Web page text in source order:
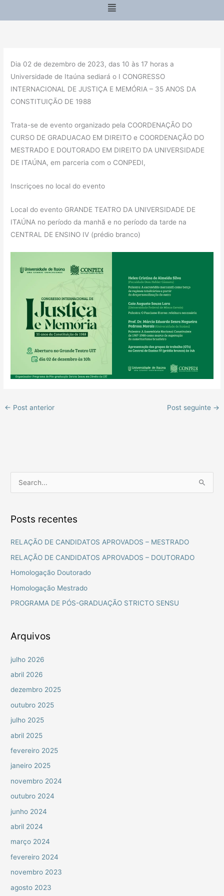
Menu
Dia 02 de dezembro de 2023, das 10 às 17 horas a
Universidade de Itaúna sediará o I CONGRESSO
INTERNACIONAL DE JUSTIÇA E MEMÓRIA – 35 ANOS DA
CONSTITUIÇÃO DE 1988
Trata-se de evento organizado pela COORDENAÇÃO DO
CURSO DE GRADUACAO EM DIREITO e COORDENAÇÃO DO
MESTRADO E DOUTORADO EM DIREITO DA UNIVERSIDADE
DE ITAÚNA, em parceria com o CONPEDI,
Inscriçoes no local do evento
Local do evento GRANDE TEATRO DA UNIVERSIDADE DE
ITAÚNA no período da manhã e no período da tarde na
CENTRAL DE ENSINO IV (prédio branco)
← Post anterior Post seguinte →
q
u
r
p
r
Posts recentes
RELAÇÃO DE CANDIDATOS APROVADOS – MESTRADO
RELAÇÃO DE CANDIDATOS APROVADOS – DOUTORADO
Homologação Doutorado
Homologação Mestrado
PROGRAMA DE PÓS-GRADUAÇÃO STRICTO SENSU
Arquivos
julho 2026
abril 2026
dezembro 2025
outubro 2025
julho 2025
abril 2025
fevereiro 2025
janeiro 2025
novembro 2024
outubro 2024
junho 2024
abril 2024
março 2024
fevereiro 2024
novembro 2023
agosto 2023